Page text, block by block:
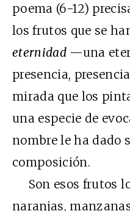
poema (6-12)
los frutos que se
eternidad —una
presencia,
mirada que los
una especie de
nombre le ha dado
composición.
Son esos frutos
naranjas,